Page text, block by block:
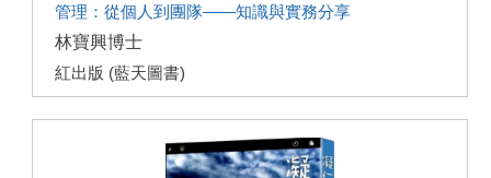
管理：從個人到團隊——知識與實務分享
林寶興博士
紅出版 (藍天圖書)